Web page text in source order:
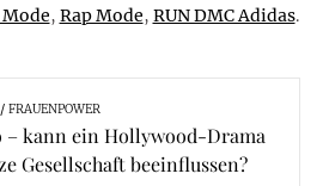
, Rap Mode, RUN DMC Adidas.
FRAUENPOWER
– kann ein Hollywood-Drama
Gesellschaft beeinflussen?